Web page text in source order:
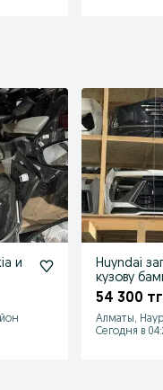
и
Huyndai
кузову
54 300
Алматы,
Сегодня в